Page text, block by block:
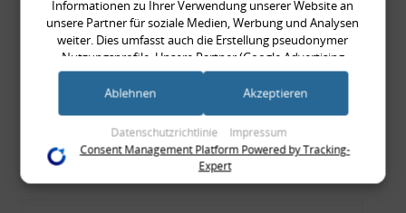
OE-Nr.: 8G0945225 +
8G0945225C
999,99 €
Merkzettel
Zum Artikel
Informationen zu Ihrer Verwendung unserer Website an
unsere Partner für soziale Medien, Werbung und Analysen
weiter. Dies umfasst auch die Erstellung pseudonymer
Nutzungsprofile. Unsere Partner (Google Advertising
Products) führen diese Informationen möglicherweise mit
weiteren Daten zusammen, die Sie ihnen bereitgestellt haben
im Rahmen Ihrer Nutzung der Dienste gesammelt haben
(bspw. Nutzungsdaten anderer Geräte). Ihre Einwilligung zur
Nutzung von Cookies und Pixeln können Sie jederzeit
widerrufen, indem Sie auf den Datenschutz-Button links
Datenschutzrichtlinie Impressum
Ablehnen Akzeptieren
Consent Management Platform Powered by Tracking-
Expert